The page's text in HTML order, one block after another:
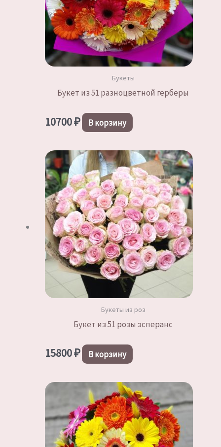
Букеты
Букет из 51 разноцветной герберы
10700₽ В корзину
Букеты из роз
Букет из 51 розы эсперанс
15800₽ В корзину